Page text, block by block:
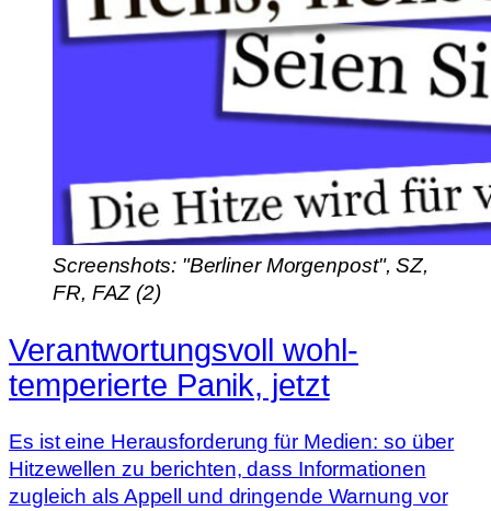
Screenshots: "Berliner Morgenpost", SZ,
FR, FAZ (2)
Verantwortungsvoll wohl­
temperierte Panik, jetzt
Es ist eine Herausforderung für Medien: so über
Hitzewellen zu berichten, dass Informationen
zugleich als Appell und dringende Warnung vor